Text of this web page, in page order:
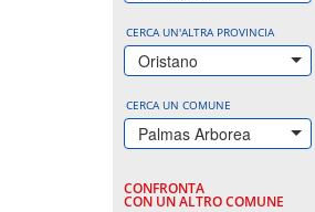
CERCA UN'ALTRA PROVINCIA
Oristano
CERCA UN COMUNE
Palmas Arborea
CONFRONTA
CON UN ALTRO COMUNE